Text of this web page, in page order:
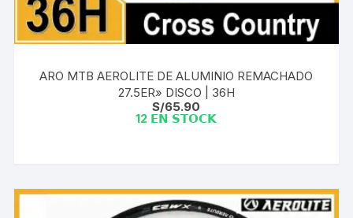
ARO MTB AEROLITE DE ALUMINIO REMACHADO
27.5ER» DISCO | 36H
S/65.90
12 𝗘𝗡 𝗦𝗧𝗢𝗖𝗞